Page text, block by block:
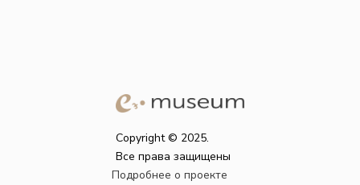
Copyright © 2025.
Все права защищены
Подробнее о проекте